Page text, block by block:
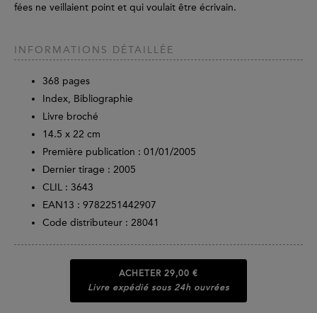
fées ne veillaient point et qui voulait être écrivain.
INFORMATIONS DÉTAILLÉE
368 pages
Index, Bibliographie
Livre broché
14.5 x 22 cm
Première publication : 01/01/2005
Dernier tirage : 2005
CLIL : 3643
EAN13 : 9782251442907
Code distributeur : 28041
ACHETER 29,00 €
Livre expédié sous 24h ouvrées